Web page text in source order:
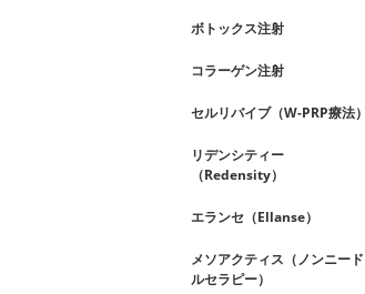
ボトックス注射
コラーゲン注射
セルリバイブ（W-PRP療法）
リデンシティー
（Redensity）
エランセ（Ellanse）
メソアクティス（ノンニード
ルセラピー）